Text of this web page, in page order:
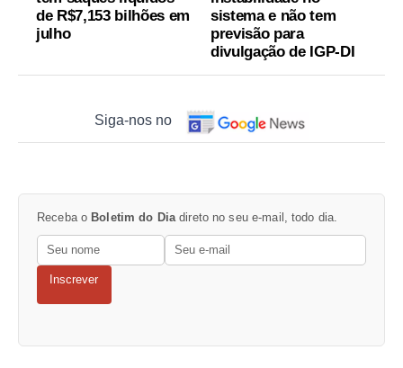
de R$7,153 bilhões em
julho
sistema e não tem
previsão para
divulgação de IGP-DI
Siga-nos no
Receba o Boletim do Diadireto no seu e-mail, todo dia.
Inscrever